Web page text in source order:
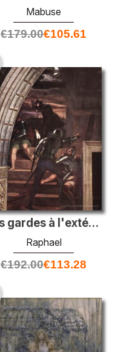
Mabuse
€179.00€105.61
Les gardes à l'extérieur de la prison, les détails de «la libéra
Raphael
€192.00€113.28